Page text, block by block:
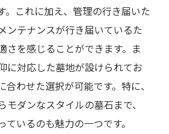
。これに加え、管理の行き届いた
ンテナンスが行き届いているた
さを感じることができます。ま
に対応した墓地が設けられてお
合わせた選択が可能です。特に、
ダンなスタイルの墓石まで、
いるのも魅力の一つです。